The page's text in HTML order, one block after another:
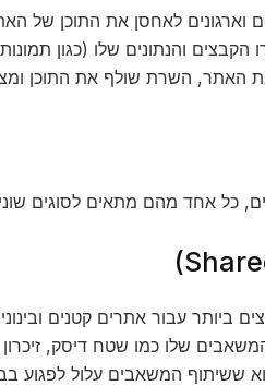
וארגונים לאחסן את התוכן של
והנתונים שלו (כגון
האתר, השרת שולף את התוכן
כל אחד מהם מתאים לסוגים
ביותר עבור אתרים קטנים
שלו כמו שטח דיסק, זיכרון
ששיתוף המשאבים עלול לפגוע